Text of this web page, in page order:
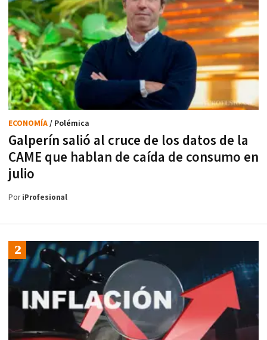
Galperín salió al cruce de los datos de la
CAME que hablan de caída de consumo en
julio
ECONOMÍA/ Polémica
PoriProfesional